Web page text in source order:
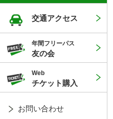
交通アクセス
年間フリーパス
友の会
Web
チケット購入
お問い合わせ